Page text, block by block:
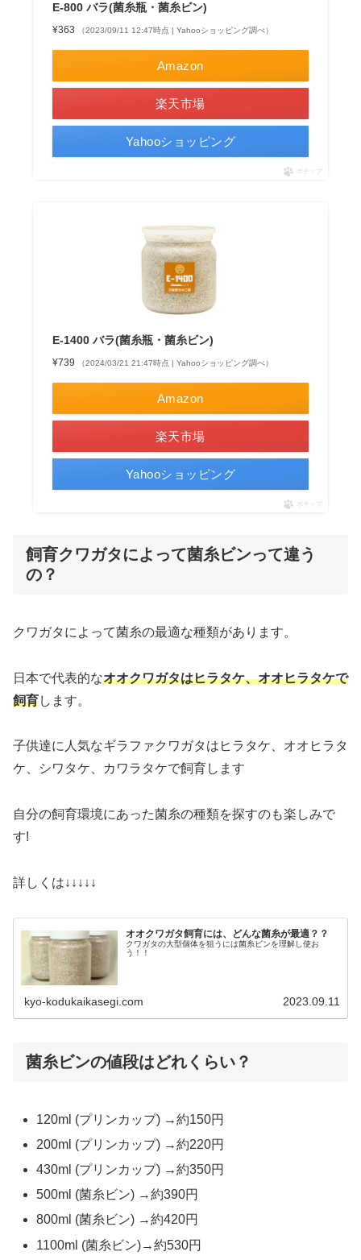
E-800 バラ(菌糸瓶・菌糸ビン)
¥363 （2023/09/11 12:47時点 | Yahooショッピング調べ）
Amazon
楽天市場
Yahooショッピング
ポチップ
E-1400 バラ(菌糸瓶・菌糸ビン)
¥739 （2024/03/21 21:47時点 | Yahooショッピング調べ）
Amazon
楽天市場
Yahooショッピング
ポチップ
飼育クワガタによって菌糸ビンって違う
の？
クワガタによって菌糸の最適な種類があります。
日本で代表的なオオクワガタはヒラタケ、オオヒラタケで
飼育します。
子供達に人気なギラファクワガタはヒラタケ、オオヒラタ
ケ、シワタケ、カワラタケで飼育します
自分の飼育環境にあった菌糸の種類を探すのも楽しみで
す!
詳しくは↓↓↓↓↓
オオクワガタ飼育には、どんな菌糸が最適？？
クワガタの大型個体を狙うには菌糸ビンを理解し使お
う！！
kyo-kodukaikasegi.com 2023.09.11
菌糸ビンの値段はどれくらい？
120ml (プリンカップ) →約150円
200ml (プリンカップ) →約220円
430ml (プリンカップ) →約350円
500ml (菌糸ビン) →約390円
800ml (菌糸ビン) →約420円
1100ml (菌糸ビン)→約530円